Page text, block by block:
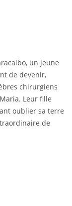
un jeune
de devenir,
chirurgiens
Leur fille
oublier sa terre
de